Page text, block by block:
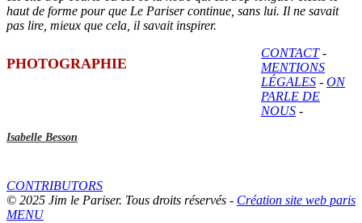
haut de forme pour que Le Pariser continue, sans lui. Il ne savait
pas lire, mieux que cela, il savait inspirer.
PHOTOGRAPHIE
Isabelle Besson
CONTACT-
MENTIONS
LÉGALES - ON
PARLE DE
NOUS -
CONTRIBUTORS
© 2025 Jim le Pariser. Tous droits réservés - Création site web paris
MENU